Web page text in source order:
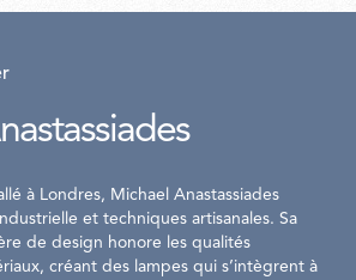
à Londres, Michael Anastassiades
et techniques artisanales. Sa
de design honore les qualités
créant des lampes qui s’intègrent à